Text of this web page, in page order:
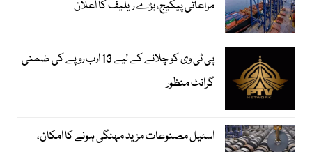
مراعاتی پیکیج، بڑے ریلیف کا اعلان
پی ٹی وی کو چلانے کے لیے 13 ارب روپے کی ضمنی
گرانٹ منظور
اسٹیل مصنوعات مزید مہنگی ہونے کا امکان،